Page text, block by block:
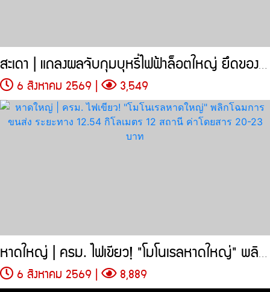
สะเดา | แถลงผลจับกุมบุหรี่ไฟฟ้าล็อตใหญ่ ยึดของกลาง 205,704 ชิ้น
6 สิงหาคม 2569 | 3,549
หาดใหญ่ | ครม. ไฟเขียว! "โมโนเรลหาดใหญ่" พลิกโฉมการขนส่ง
6 สิงหาคม 2569 | 8,889